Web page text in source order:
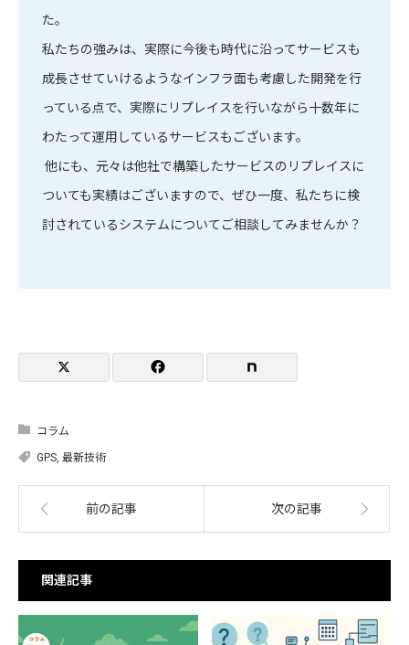
た。
私たちの強みは、実際に今後も時代に沿ってサービスも
成長させていけるようなインフラ面も考慮した開発を行
っている点で、実際にリプレイスを行いながら十数年に
わたって運用しているサービスもございます。
他にも、元々は他社で構築したサービスのリプレイスに
ついても実績はございますので、ぜひ一度、私たちに検
討されているシステムについてご相談してみませんか？
コラム
GPS, 最新技術
前の記事 次の記事
関連記事